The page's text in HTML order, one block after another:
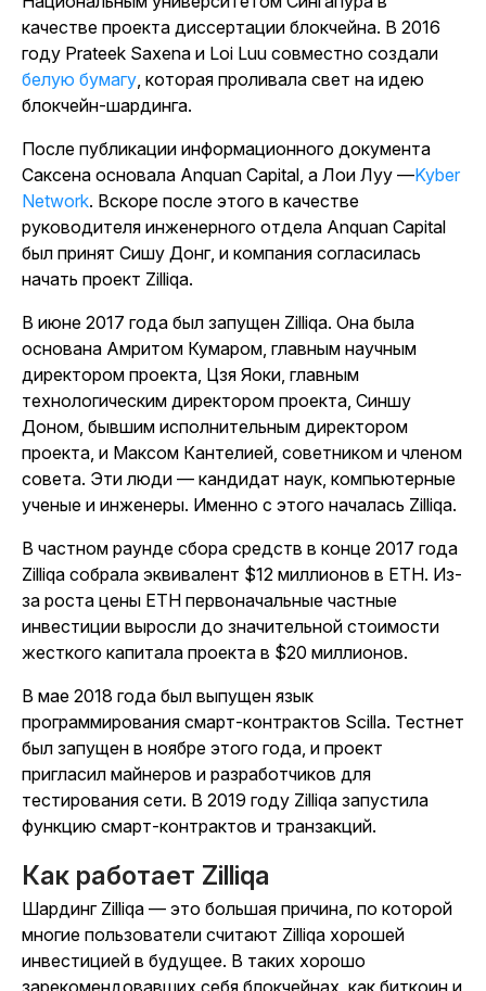
качестве проекта диссертации блокчейна. В 2016
году Prateek Saxena и Loi Luu совместно создали
белую бумагу , которая проливала свет на идею
блокчейн-шардинга.
После публикации информационного документа
Саксена основала Anquan Capital, а Лои Луу —Kyber
Network. Вскоре после этого в качестве
руководителя инженерного отдела Anquan Capital
был принят Сишу Донг, и компания согласилась
начать проект Zilliqa.
В июне 2017 года был запущен Zilliqa. Она была
основана Амритом Кумаром, главным научным
директором проекта, Цзя Яоки, главным
технологическим директором проекта, Синшу
Доном, бывшим исполнительным директором
проекта, и Максом Кантелией, советником и членом
совета. Эти люди — кандидат наук, компьютерные
ученые и инженеры. Именно с этого началась Zilliqa.
В частном раунде сбора средств в конце 2017 года
Zilliqa собрала эквивалент $12 миллионов в ETH. Из-
за роста цены ETH первоначальные частные
инвестиции выросли до значительной стоимости
жесткого капитала проекта в $20 миллионов.
В мае 2018 года был выпущен язык
программирования смарт-контрактов Scilla. Тестнет
был запущен в ноябре этого года, и проект
пригласил майнеров и разработчиков для
тестирования сети. В 2019 году Zilliqa запустила
функцию смарт-контрактов и транзакций.
Как работает Zilliqa
Шардинг Zilliqa — это большая причина, по которой
многие пользователи считают Zilliqa хорошей
инвестицией в будущее. В таких хорошо
зарекомендовавших себя блокчейнах, как биткоин и